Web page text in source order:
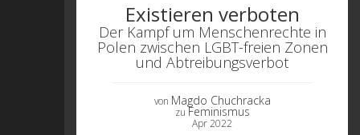
Existieren verboten
Der Kampf um Menschenrechte in
Polen zwischen LGBT-freien Zonen
und Abtreibungsverbot
von Magdo Chuchracka
zu Feminismus
Apr 2022